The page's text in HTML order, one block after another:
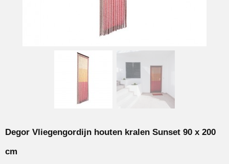
Degor Vliegengordijn houten kralen Sunset 90 x 200
cm